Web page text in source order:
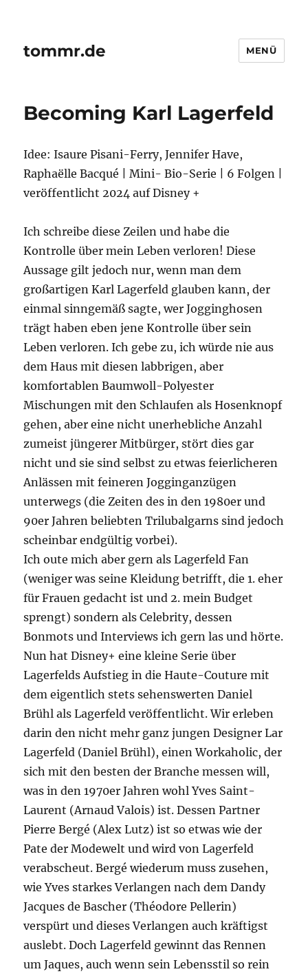
tommr.de MENÜ
Becoming Karl Lagerfeld
Idee: Isaure Pisani-Ferry, Jennifer Have,
Raphaëlle Bacqué | Mini- Bio-Serie | 6 Folgen |
veröffentlicht 2024 auf Disney +
Ich schreibe diese Zeilen und habe die
Kontrolle über mein Leben verloren! Diese
Aussage gilt jedoch nur, wenn man dem
großartigen Karl Lagerfeld glauben kann, der
einmal sinngemäß sagte, wer Jogginghosen
trägt haben eben jene Kontrolle über sein
Leben verloren. Ich gebe zu, ich würde nie aus
dem Haus mit diesen labbrigen, aber
komfortablen Baumwoll-Polyester
Mischungen mit den Schlaufen als Hosenknopf
gehen, aber eine nicht unerhebliche Anzahl
zumeist jüngerer Mitbürger, stört dies gar
nicht und sie sind selbst zu etwas feierlicheren
Anlässen mit feineren Jogginganzügen
unterwegs (die Zeiten des in den 1980er und
90er Jahren beliebten Trilubalgarns sind jedoch
scheinbar endgültig vorbei).
Ich oute mich aber gern als Lagerfeld Fan
(weniger was seine Kleidung betrifft, die 1. eher
für Frauen gedacht ist und 2. mein Budget
sprengt) sondern als Celebrity, dessen
Bonmots und Interviews ich gern las und hörte.
Nun hat Disney+ eine kleine Serie über
Lagerfelds Aufstieg in die Haute-Couture mit
dem eigentlich stets sehenswerten Daniel
Brühl als Lagerfeld veröffentlicht. Wir erleben
darin den nicht mehr ganz jungen Designer Lar
Lagerfeld (Daniel Brühl), einen Workaholic, der
sich mit den besten der Branche messen will,
was in den 1970er Jahren wohl Yves Saint-
Laurent (Arnaud Valois) ist. Dessen Partner
Pierre Bergé (Alex Lutz) ist so etwas wie der
Pate der Modewelt und wird von Lagerfeld
verabscheut. Bergé wiederum muss zusehen,
wie Yves starkes Verlangen nach dem Dandy
Jacques de Bascher (Théodore Pellerin)
verspürt und dieses Verlangen auch kräftigst
auslebt. Doch Lagerfeld gewinnt das Rennen
um Jaques, auch wenn sein Lebensstil so rein